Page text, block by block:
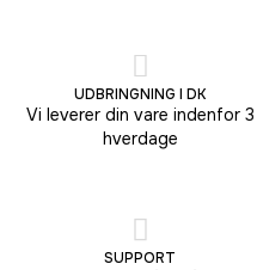
UDBRINGNING I DK
Vi leverer din vare indenfor 3
hverdage
SUPPORT